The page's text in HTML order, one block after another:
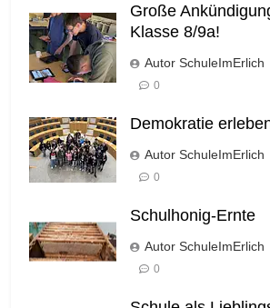
Große
Klasse 8/9a!
Autor SchuleImErlich
0
Demokratie
Autor SchuleImErlich
0
Schulhonig-Ernte
Autor SchuleImErlich
0